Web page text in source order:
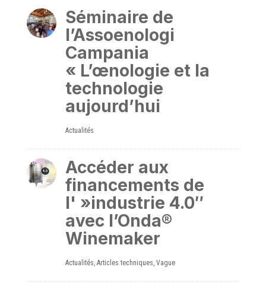
Séminaire de
l’Assoenologi
Campania
« L’œnologie et la
technologie
aujourd’hui
Actualités
Accéder aux
financements de
l' »industrie 4.0″
avec l’Onda®
Winemaker
Actualités, Articles techniques, Vague